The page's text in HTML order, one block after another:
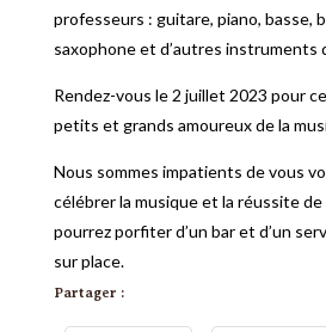
professeurs : guitare, piano, basse,
saxophone et d’autres instruments
Rendez-vous le 2 juillet 2023 pour
petits et grands amoureux de la
Nous sommes impatients de vous
célébrer la musique et la réussite de
pourrez porfiter d’un bar et d’un
sur place.
Partager :